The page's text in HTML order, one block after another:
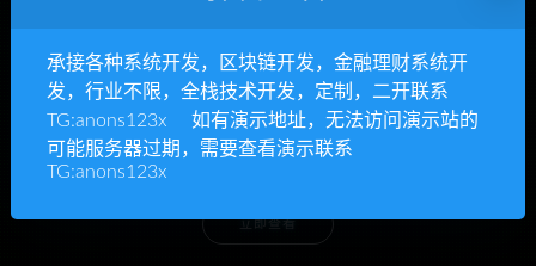
anons123x
开通VIP或充值联系Telegram客服
立即查看
承接各种系统开发，区块链开发，金融理财系统开
发，行业不限，全栈技术开发，定制，二开联系
TG:anons123x 如有演示地址，无法访问演示站的
可能服务器过期，需要查看演示联系
TG:anons123x